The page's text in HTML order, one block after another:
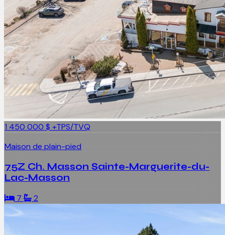
1 450 000 $ +TPS/TVQ
Maison de plain-pied
75Z Ch. Masson Sainte-Marguerite-du-
Lac-Masson
7 2